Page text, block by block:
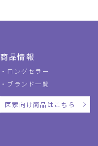
商品情報
ロングセラー
ブランド一覧
医家向け商品はこちら